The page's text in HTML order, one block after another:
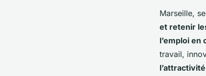
Marseille,
et retenir
l’emploi en
travail,